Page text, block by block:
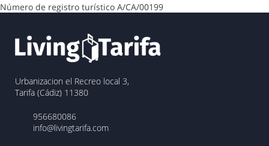
Número de registro turístico A/CA/00199
Urbanizacion el Recreo local 3,
Tarifa (Cádiz) 11380
956680086
info@livingtarifa.com